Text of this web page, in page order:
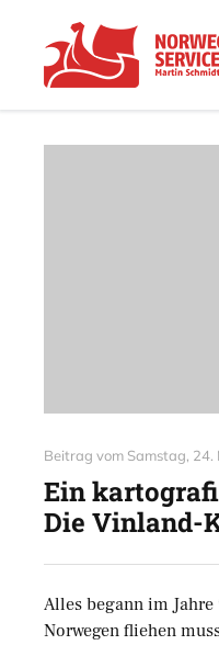
Beitrag vom Samstag, 24.
Ein
Die Vinland-
Alles begann im
Norwegen fliehen